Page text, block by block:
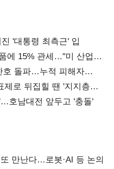
'대통령 최측근' 입
에 15% 관세…"미 산업
호 돌파…누적 피해자
로 뒤집힐 땐 '지지층
호남대전 앞두고 '충돌'
만난다…로봇·AI 등 논의